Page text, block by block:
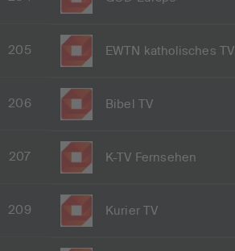
205 EWTN katholisches TV
206 Bibel TV
207 K-TV Fernsehen
209 Kurier TV